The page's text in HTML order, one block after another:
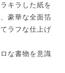
キラした紙を
豪華な全面箔
ラフな仕上げ
な書物を意識